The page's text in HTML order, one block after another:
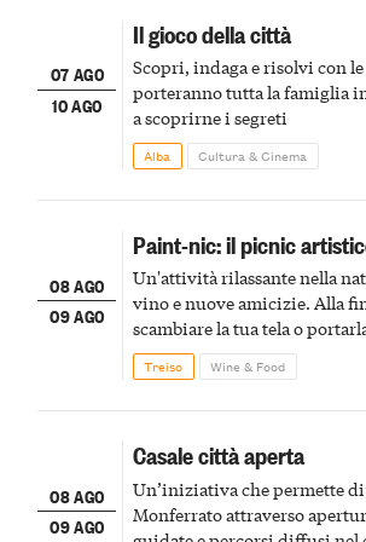
07 AGO
10 AGO
Il gioco della città
Scopri, indaga e risolvi con
porteranno tutta la famiglia
a scoprirne i segreti
Alba Cultura & Cinema
08 AGO
09 AGO
Paint-nic: il picnic
Un'attività rilassante nella
vino e nuove amicizie. Alla
scambiare la tua tela o
Treiso Wine & Food
08 AGO
09 AGO
Casale città aperta
Un’iniziativa che permette
Monferrato attraverso